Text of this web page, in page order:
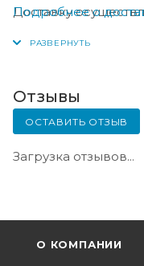
Доставку
Подробнее о
Отзывы
ОСТАВИТЬ ОТЗЫВ
Загрузка отзывов...
О КОМПАНИИ